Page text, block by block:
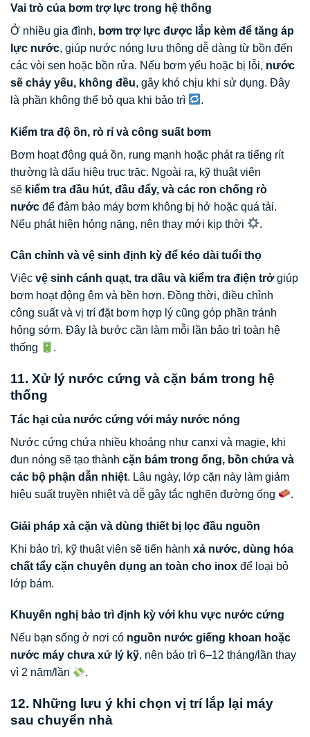
Vai trò của bơm trợ lực trong hệ thống
Ở nhiều gia đình, bơm trợ lực được lắp kèm để tăng áp
lực nước, giúp nước nóng lưu thông dễ dàng từ bồn đến
các vòi sen hoặc bồn rửa. Nếu bơm yếu hoặc bị lỗi, nước
sẽ chảy yếu, không đều, gây khó chịu khi sử dụng. Đây
là phần không thể bỏ qua khi bảo trì
.
Kiểm tra độ ồn, rò rỉ và công suất bơm
Bơm hoạt động quá ồn, rung mạnh hoặc phát ra tiếng rít
thường là dấu hiệu trục trặc. Ngoài ra, kỹ thuật viên
sẽ kiểm tra đầu hút, đầu đẩy, và các ron chống rò
nước để đảm bảo máy bơm không bị hở hoặc quá tải.
Nếu phát hiện hỏng nặng, nên thay mới kịp thời
.
Cân chỉnh và vệ sinh định kỳ để kéo dài tuổi thọ
Việc vệ sinh cánh quạt, tra dầu và kiểm tra điện trởgiúp
bơm hoạt động êm và bền hơn. Đồng thời, điều chỉnh
công suất và vị trí đặt bơm hợp lý cũng góp phần tránh
hỏng sớm. Đây là bước cần làm mỗi lần bảo trì toàn hệ
thống
.
11. Xử lý nước cứng và cặn bám trong hệ
thống
Tác hại của nước cứng với máy nước nóng
Nước cứng chứa nhiều khoáng như canxi và magie, khi
đun nóng sẽ tạo thành cặn bám trong ống, bồn chứa và
các bộ phận dẫn nhiệt. Lâu ngày, lớp cặn này làm giảm
hiệu suất truyền nhiệt và dễ gây tắc nghẽn đường ống
.
Giải pháp xả cặn và dùng thiết bị lọc đầu nguồn
Khi bảo trì, kỹ thuật viên sẽ tiến hành xả nước, dùng hóa
chất tẩy cặn chuyên dụng an toàn cho inox để loại bỏ
lớp bám.
Khuyến nghị bảo trì định kỳ với khu vực nước cứng
Nếu bạn sống ở nơi có nguồn nước giếng khoan hoặc
nước máy chưa xử lý kỹ, nên bảo trì 6–12 tháng/lần thay
vì 2 năm/lần
.
12. Những lưu ý khi chọn vị trí lắp lại máy
sau chuyển nhà